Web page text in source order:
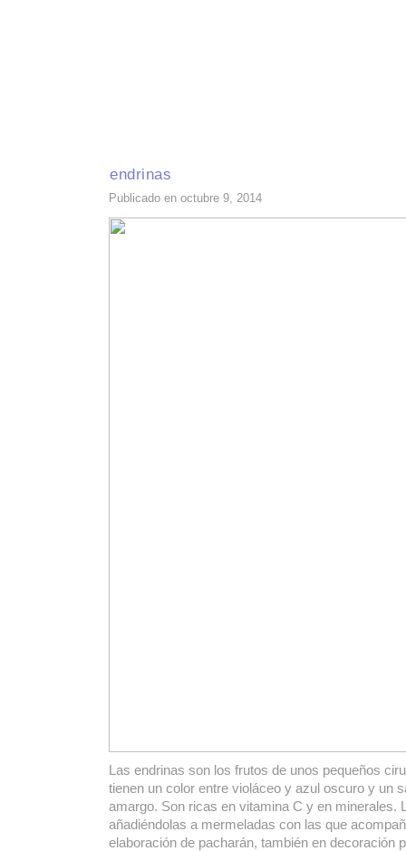
endrinas
Publicado en octubre 9, 2014
Las endrinas son los frutos de unos pequeños
tienen un color entre violáceo y azul oscuro y un
amargo. Son ricas en vitamina C y en minerales.
añadiéndolas a mermeladas con las que
elaboración de pacharán, también en decoración